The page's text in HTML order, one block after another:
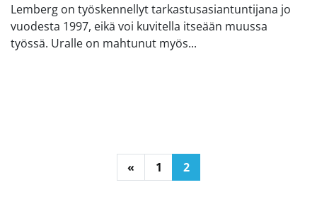
Lemberg on työskennellyt tarkastusasiantuntijana jo
vuodesta 1997, eikä voi kuvitella itseään muussa
työssä. Uralle on mahtunut myös...
« 1 2